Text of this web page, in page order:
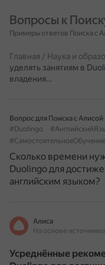
Вопросы к
Примеры ответов Поиска с
Главная / Наука и
уделять занятиям в
владения…
Вопрос для Поиска с Алисой
#Duolingo
#СамостоятельноеОбучение
Сколько времени
Duolingo для
английским языком?
Алиса
Усреднённые